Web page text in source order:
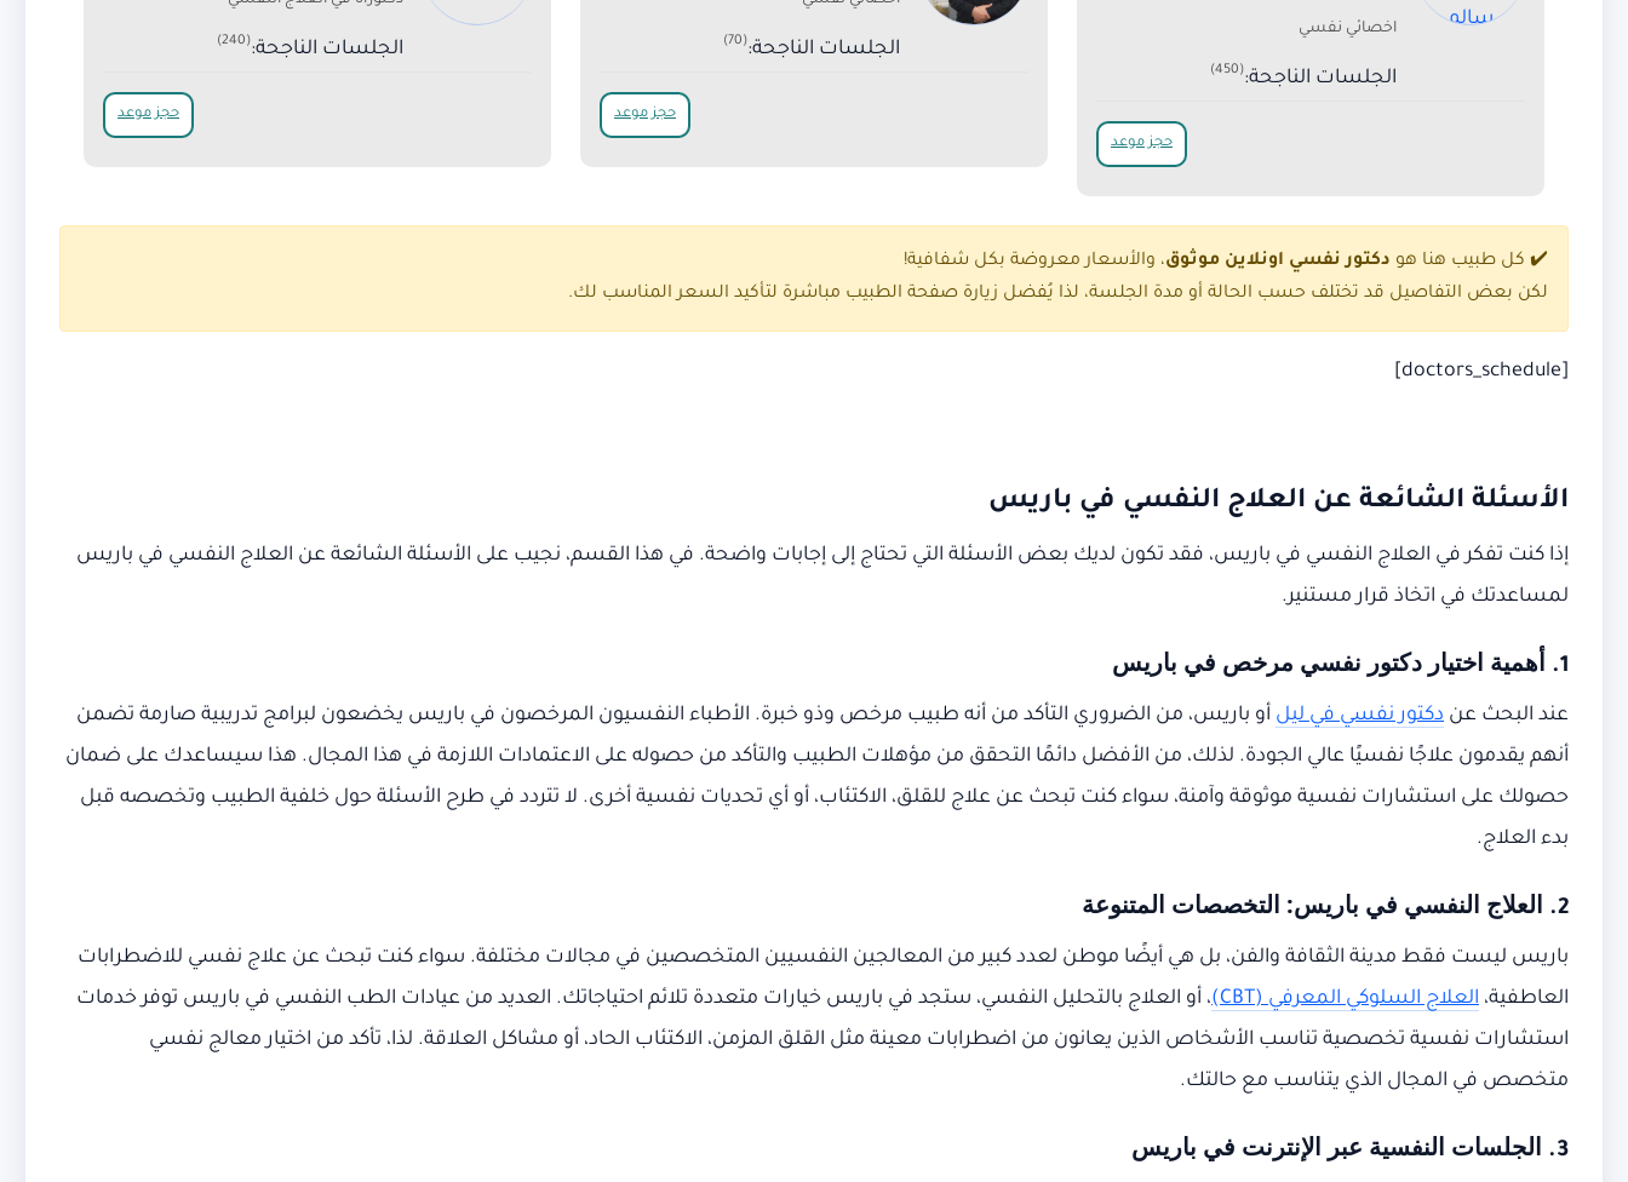
اخصائي نفسي
الجلسات الناجحة:(450)
حجز موعد
الجلسات الناجحة:(70)
حجز موعد
الجلسات الناجحة:(240)
حجز موعد
✔️ كل طبيب هنا هو دكتور نفسي اونلاين موثوق، والأسعار معروضة بكل شفافية!
لكن بعض التفاصيل قد تختلف حسب الحالة أو مدة الجلسة، لذا يُفضل زيارة صفحة الطبيب مباشرة لتأكيد السعر المناسب لك.
[doctors_schedule]
الأسئلة الشائعة عن العلاج النفسي في باريس
إذا كنت تفكر في العلاج النفسي في باريس، فقد تكون لديك بعض الأسئلة التي تحتاج إلى إجابات واضحة. في هذا القسم، نجيب على الأسئلة الشائعة عن العلاج النفسي في باريس
لمساعدتك في اتخاذ قرار مستنير.
1. أهمية اختيار دكتور نفسي مرخص في باريس
عند البحث عن دكتور نفسي في ليل أو باريس، من الضروري التأكد من أنه طبيب مرخص وذو خبرة. الأطباء النفسيون المرخصون في باريس يخضعون لبرامج تدريبية صارمة تضمن
أنهم يقدمون علاجًا نفسيًا عالي الجودة. لذلك، من الأفضل دائمًا التحقق من مؤهلات الطبيب والتأكد من حصوله على الاعتمادات اللازمة في هذا المجال. هذا سيساعدك على ضمان
حصولك على استشارات نفسية موثوقة وآمنة، سواء كنت تبحث عن علاج للقلق، الاكتئاب، أو أي تحديات نفسية أخرى. لا تتردد في طرح الأسئلة حول خلفية الطبيب وتخصصه قبل
بدء العلاج.
2. العلاج النفسي في باريس: التخصصات المتنوعة
باريس ليست فقط مدينة الثقافة والفن، بل هي أيضًا موطن لعدد كبير من المعالجين النفسيين المتخصصين في مجالات مختلفة. سواء كنت تبحث عن علاج نفسي للاضطرابات
العاطفية، العلاج السلوكي المعرفي (CBT)
، أو العلاج بالتحليل النفسي، ستجد في باريس خيارات متعددة تلائم احتياجاتك. العديد من عيادات الطب النفسي في باريس توفر خدمات
استشارات نفسية تخصصية تناسب الأشخاص الذين يعانون من اضطرابات معينة مثل القلق المزمن، الاكتئاب الحاد، أو مشاكل العلاقة. لذا، تأكد من اختيار معالج نفسي
متخصص في المجال الذي يتناسب مع حالتك.
3. الجلسات النفسية عبر الإنترنت في باريس